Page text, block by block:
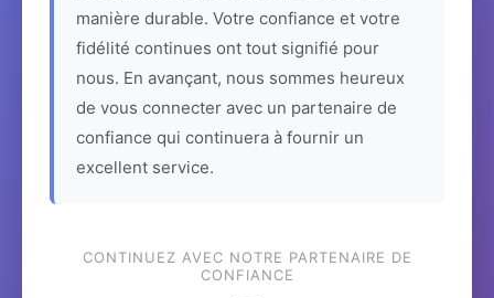
manière durable. Votre confiance et votre
fidélité continues ont tout signifié pour
nous. En avançant, nous sommes heureux
de vous connecter avec un partenaire de
confiance qui continuera à fournir un
excellent service.
CONTINUEZ AVEC NOTRE PARTENAIRE DE
CONFIANCE